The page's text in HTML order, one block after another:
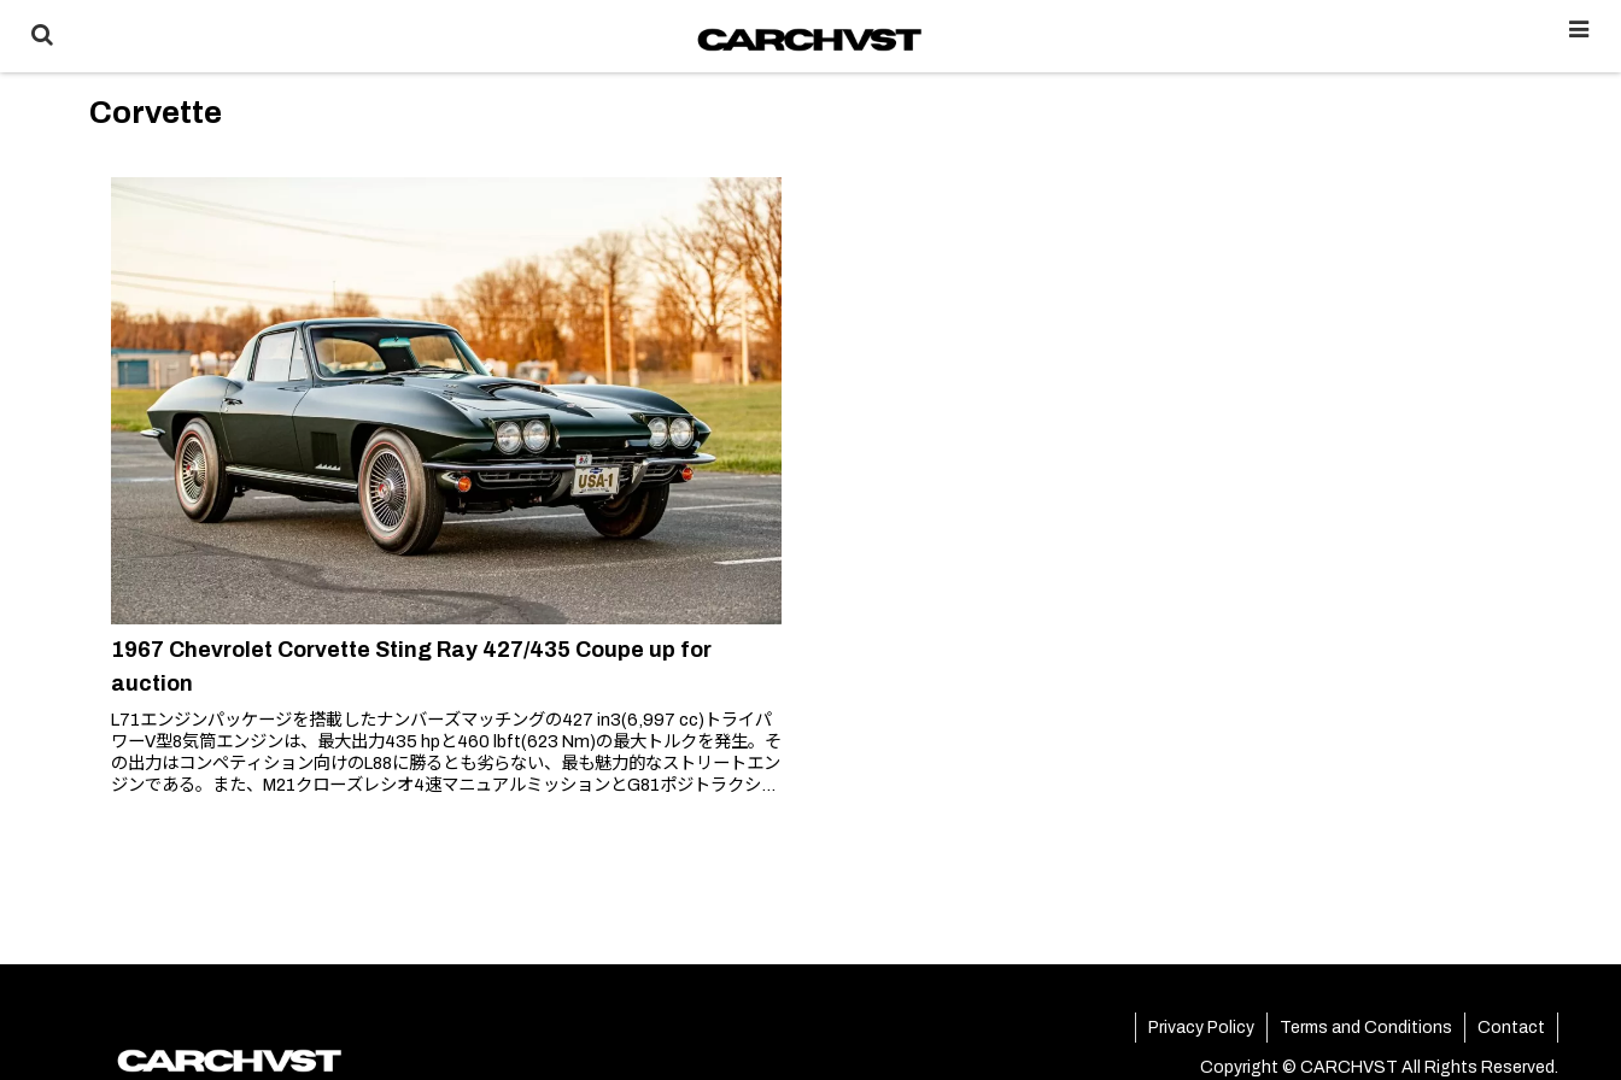
Corvette
1967 Chevrolet Corvette Sting Ray 427/435 Coupe up for
auction
L71エンジンパッケージを搭載したナンバーズマッチングの427 in3(6,997 cc)トライパ
ワーV型8気筒エンジンは、最大出力435 hpと460 lbft(623 Nm)の最大トルクを発生。そ
の出力はコンペティション向けのL88に勝るとも劣らない、最も魅力的なストリートエン
ジンである。また、M21クローズレシオ4速マニュアルミッションとG81ポジトラクショ
Privacy Policy Terms and Conditions Contact
Copyright © CARCHVST All Rights Reserved.